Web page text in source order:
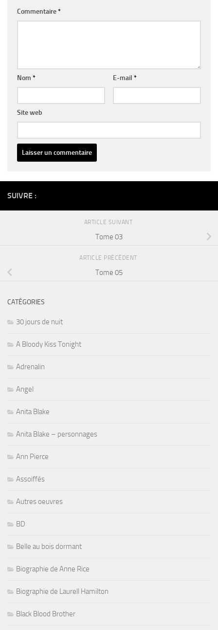
Commentaire*
Nom * E-mail *
Site web
SUIVRE :
ARTICLE SUIVANT
Tome 03
ARTICLE PRÉCÉDENT
Tome 05
CATÉGORIES
30 jours de nuit
A Bloody Kiss Tonight
Adrenalin
Angel
Anita Blake
Anita Blake – personnages
Ann Pierce
Assoiffés
Autres oeuvres
BD
Belle au bois dormant
Biographie de Anne Rice
Biographie de Laurell Hamilton
Black Blood Brother